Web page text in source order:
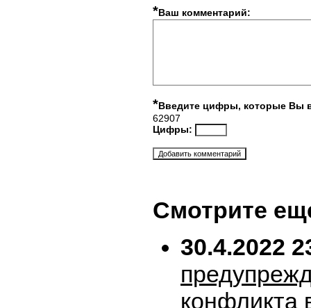
*Ваш комментарий:
*Введите цифры, которые Вы
62907
Цифры:
Смотрите
30.4.2022
конфликта